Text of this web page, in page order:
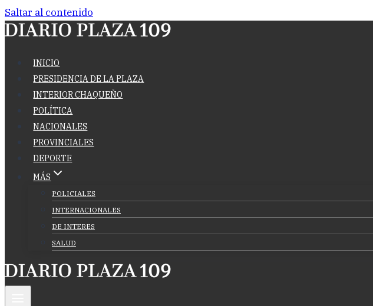
Saltar al contenido
INICIO
PRESIDENCIA DE LA PLAZA
INTERIOR CHAQUEÑO
POLÍTICA
NACIONALES
PROVINCIALES
DEPORTE
MÁS
POLICIALES
INTERNACIONALES
DE INTERES
SALUD